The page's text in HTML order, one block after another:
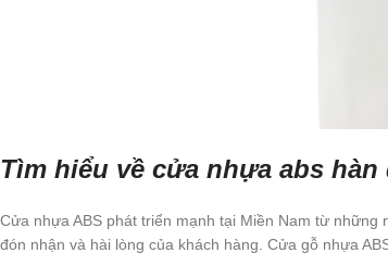
Tìm hiểu về cửa nhựa abs hàn
Cửa nhựa ABS phát triển mạnh tại Miền Nam từ
đón nhận và hài lòng của khách hàng. Cửa gỗ nhựa